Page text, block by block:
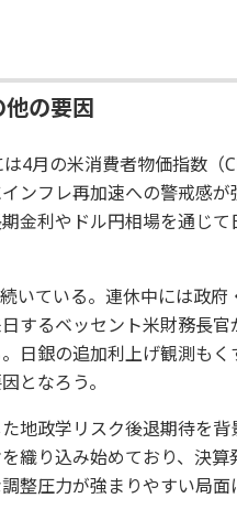
の要因
4月の米消費者物価指数（
ンフレ再加速への警戒感が
金利やドル円相場を通じ
いている。連休中には政
するベッセント米財務長
日銀の追加利上げ観測もく
となろう。
地政学リスク後退期待を
織り込み始めており、決
整圧力が強まりやすい局面